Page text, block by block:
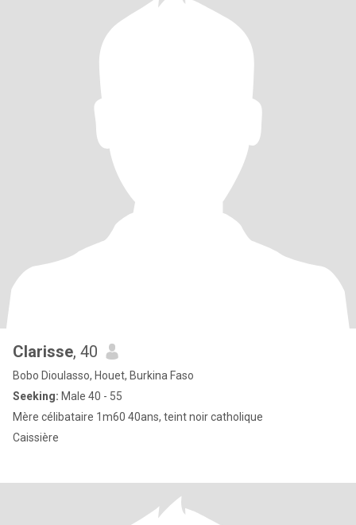
Clarisse, 40
Bobo Dioulasso, Houet, Burkina Faso
Seeking: Male 40 - 55
Mère célibataire 1m60 40ans, teint noir catholique
Caissière